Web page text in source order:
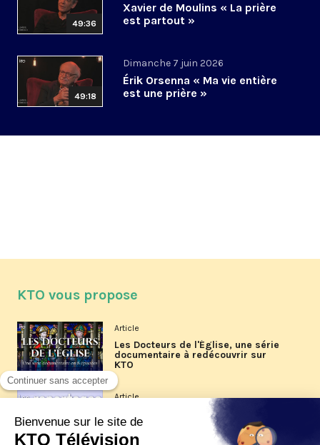
49:36
Xavier de Moulins « La prière
est partout »
49:18
Dimanche 7 juin 2026
Érik Orsenna « Ma vie entière
est une prière »
KTO vous propose
Article
Les Docteurs de l'Église, une série
documentaire à redécouvrir sur
KTO
Article
Les reportages d'été 2026 de KTO